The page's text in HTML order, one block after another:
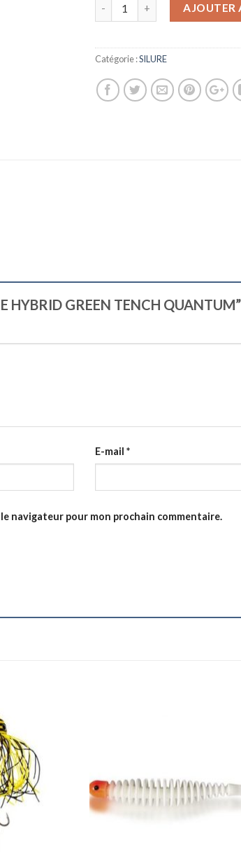
AJOUTER
Catégorie :SILURE
GREEN TENCH
E-mail *
navigateur pour mon prochain commentaire.